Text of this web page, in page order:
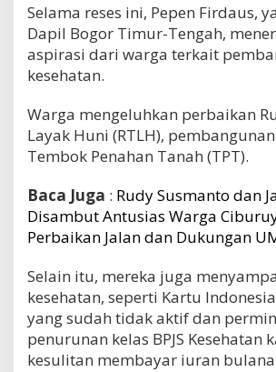
Selama reses ini, Pepen Firdaus,
Dapil Bogor Timur-Tengah,
aspirasi dari warga terkait
kesehatan.
Warga mengeluhkan perbaikan
Layak Huni (RTLH),
Tembok Penahan Tanah (TPT).
Baca Juga : Rudy Susmanto dan
Disambut Antusias Warga
Perbaikan Jalan dan Dukungan
Selain itu, mereka juga
kesehatan, seperti Kartu Indonesia
yang sudah tidak aktif dan
penurunan kelas BPJS Kesehatan
kesulitan membayar iuran